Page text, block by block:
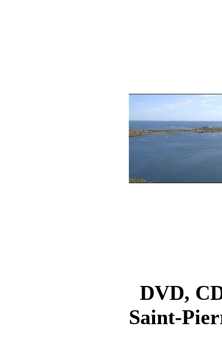
DVD,
Saint-